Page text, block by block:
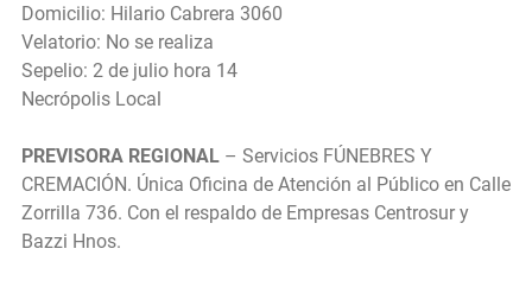
Domicilio: Hilario Cabrera 3060
Velatorio: No se realiza
Sepelio: 2 de julio hora 14
Necrópolis Local
PREVISORA REGIONAL – Servicios FÚNEBRES Y
CREMACIÓN. Única Oficina de Atención al Público en Calle
Zorrilla 736. Con el respaldo de Empresas Centrosur y
Bazzi Hnos.